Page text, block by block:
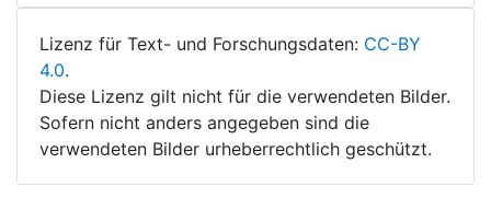
Lizenz für Text- und Forschungsdaten: CC-BY
4.0.
Diese Lizenz gilt nicht für die verwendeten Bilder.
Sofern nicht anders angegeben sind die
verwendeten Bilder urheberrechtlich geschützt.